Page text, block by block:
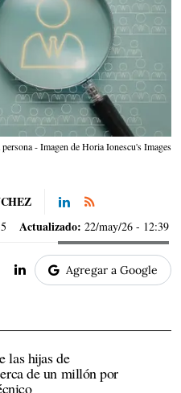
- Imagen de Horia Ionescu's Images
Actualizado: 22/may/26 - 12:39
Agregar a Google
las hijas de
de un millón por